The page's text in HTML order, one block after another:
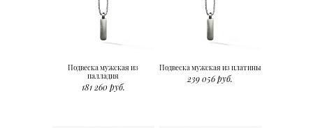
Подвеска мужская из
палладия
181 260 руб.
Подвеска мужская из платины
239 056 руб.